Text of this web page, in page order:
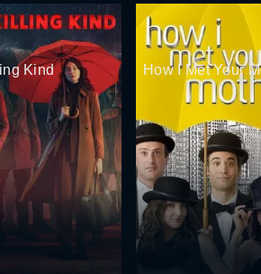
Kind How I Met Your